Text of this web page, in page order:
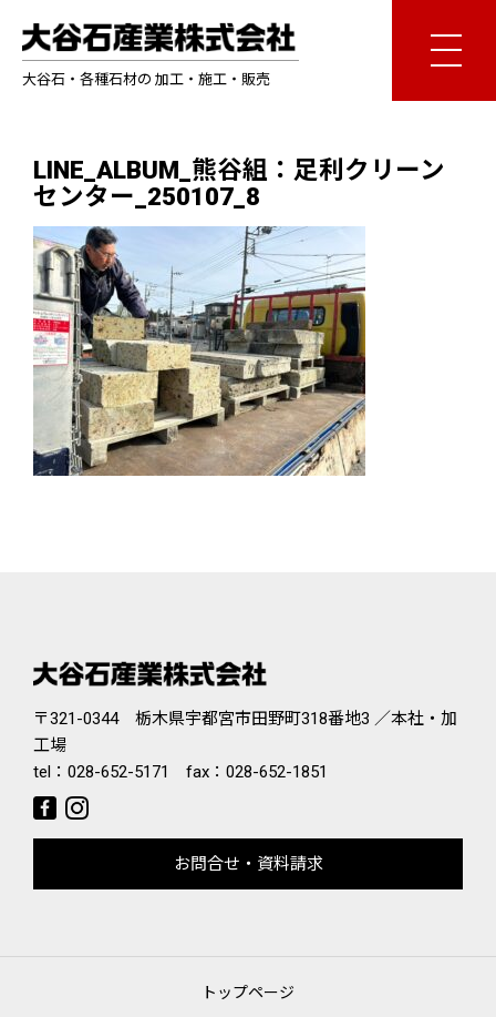
大谷石・各種石材の 加工・施工・販売
LINE_ALBUM_熊谷組：足利クリーン
センター_250107_8
〒321-0344 栃木県宇都宮市田野町318番地3 ／本社・加
工場
tel： 028-652-5171 fax：028-652-1851
お問合せ・資料請求
トップページ